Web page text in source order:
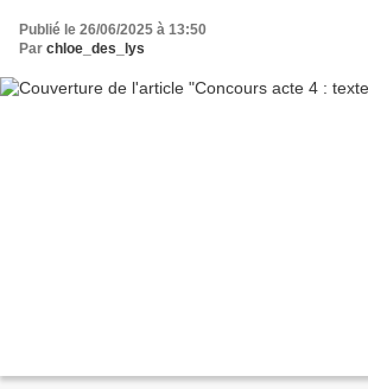
Publié le 26/06/2025 à 13:50
Par chloe_des_lys